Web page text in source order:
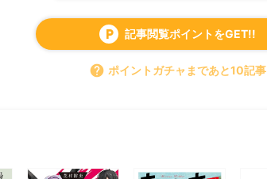
local_parking 記事閲覧ポイントをGET!!
help ポイントガチャまであと10記事